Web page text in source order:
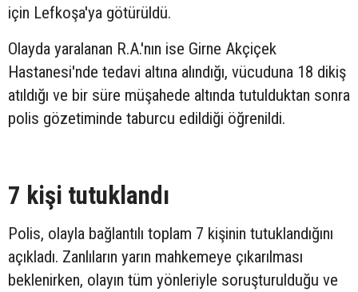
için Lefkoşa'ya götürüldü.
Olayda yaralanan R.A.'nın ise Girne Akçiçek
Hastanesi'nde tedavi altına alındığı, vücuduna 18 dikiş
atıldığı ve bir süre müşahede altında tutulduktan sonra
polis gözetiminde taburcu edildiği öğrenildi.
7 kişi tutuklandı
Polis, olayla bağlantılı toplam 7 kişinin tutuklandığını
açıkladı. Zanlıların yarın mahkemeye çıkarılması
beklenirken, olayın tüm yönleriyle soruşturulduğu ve